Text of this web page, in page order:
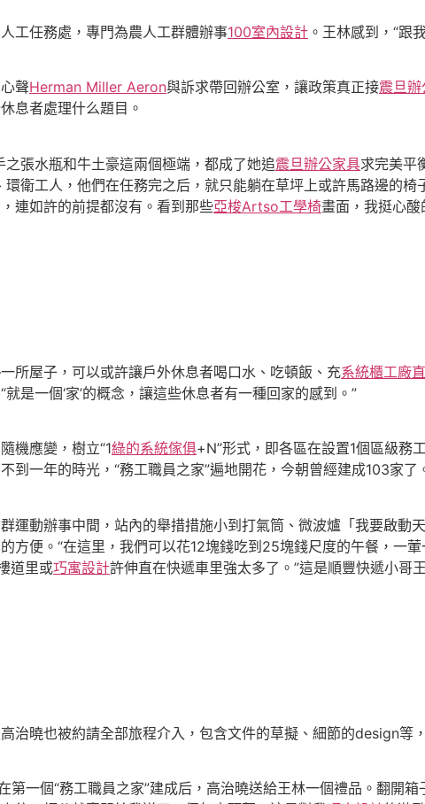
工任務處，專門為農人工群體辦事100室內設計 。王林感到，“跟
聲Herman Miller Aeron與訴求帶回辦公室，讓政策真正接震旦
息者處理什么題目。
張水瓶和牛土豪這兩個極端，都成了她追震旦辦公家具求完美平
衛工人，他們在任務完之后，就只能躺在草坪上或許馬路邊的
連如許的前提都沒有。看到那些亞梭Artso工學椅畫面，我挺心酸
屋子，可以或許讓戶外休息者喝口水、吃頓飯、充系統櫃工廠
是一個‘家’的概念，讓這些休息者有一種回家的感到。”
隨機應變，樹立“1綠的系統傢俱+N”形式，即各區在設置1個區級務
到一年的時光，“務工職員之家”遍地開花，今朝曾經建成103家了
運動辦事中間，站內的舉措措施小到打氣筒、微波爐「我要啟動
方便。“在這里，我們可以花12塊錢吃到25塊錢尺度的午餐，一
道里或巧寓設計許伸直在快遞車里強太多了。”這是順豐快遞小哥
治曉也被約請全部旅程介入，包含文件的草擬、細節的design等
第一個“務工職員之家”建成后，高治曉送給王林一個禮品。翻開